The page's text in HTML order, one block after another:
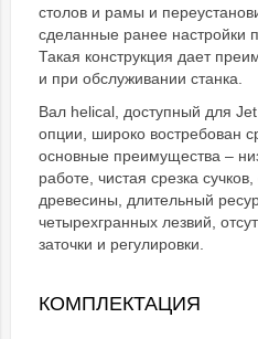
столов и рамы и
сделанные ранее настройки
Такая конструкция дает
и при обслуживании станка.
Вал helical, доступный для
опции, широко востребован
основные преимущества –
работе, чистая срезка
древесины, длительный
четырехгранных лезвий,
заточки и регулировки.
КОМПЛЕКТАЦИЯ